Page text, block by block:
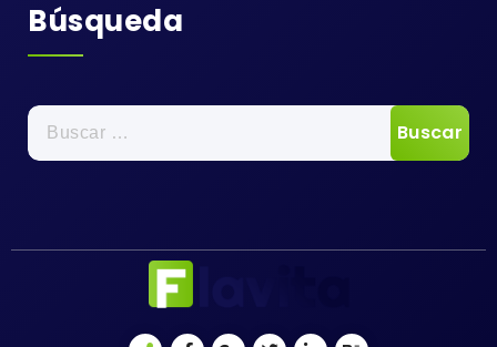
Búsqueda
Buscar: